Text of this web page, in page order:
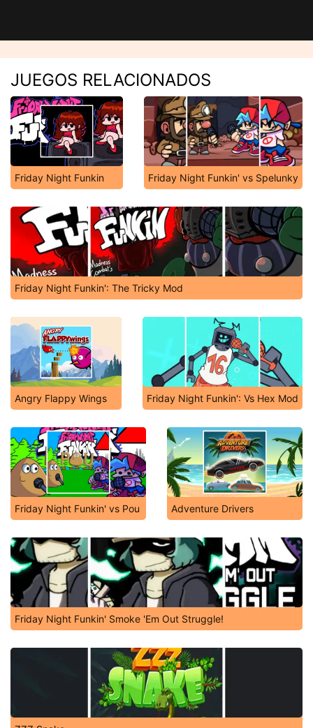
JUEGOS RELACIONADOS
Friday Night Funkin Friday Night Funkin' vs Spelunky
Friday Night Funkin': The Tricky Mod
Angry Flappy Wings Friday Night Funkin': Vs Hex Mod
Friday Night Funkin' vs Pou Adventure Drivers
Friday Night Funkin' Smoke 'Em Out Struggle!